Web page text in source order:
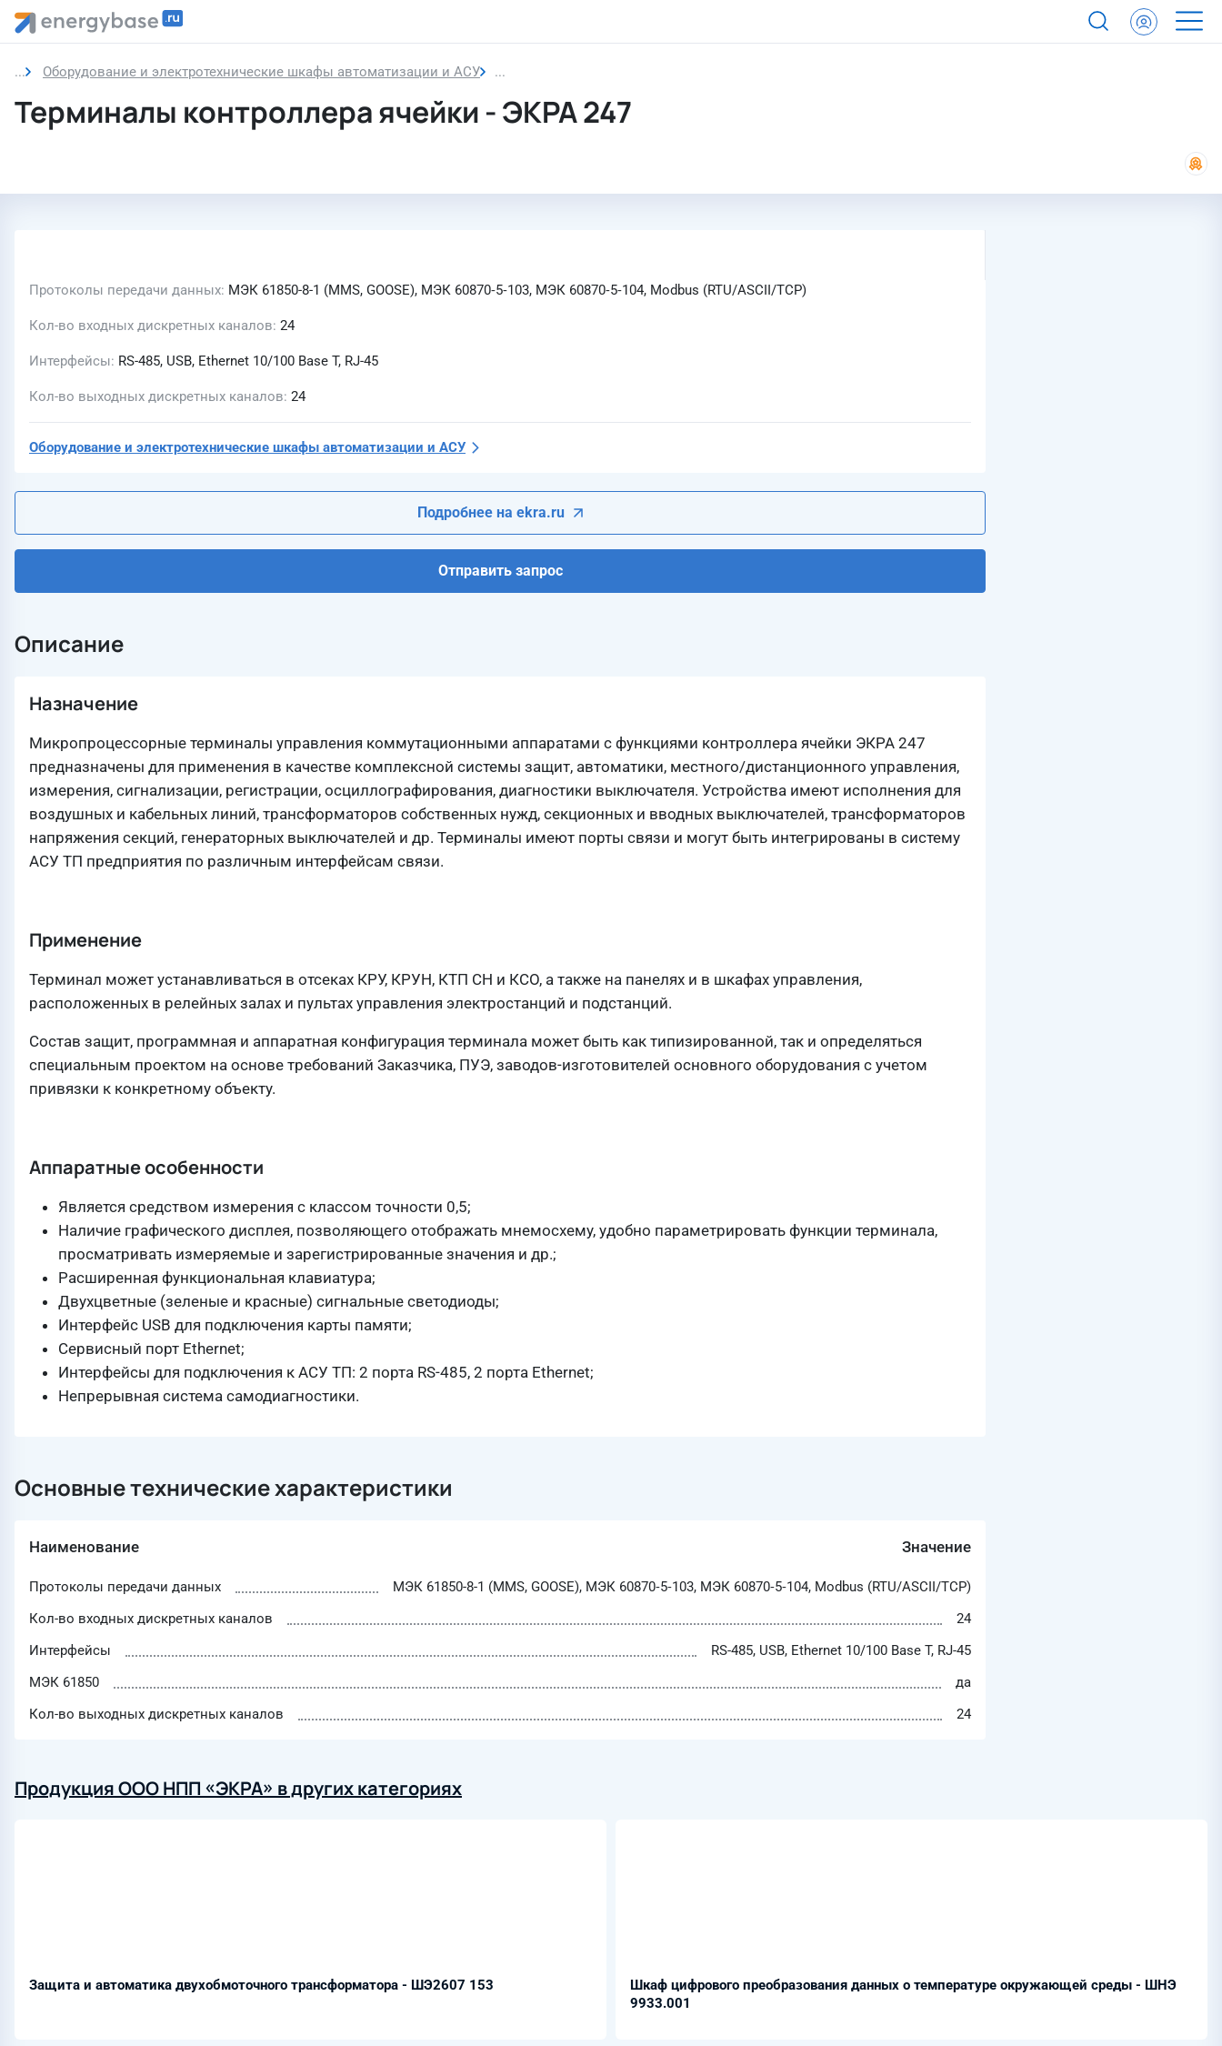
Оборудование и электротехнические шкафы автоматизации и АСУ Терминалы контроллера ячейки
Терминалы контроллера ячейки - ЭКРА 247
Протоколы передачи данных МЭК 61850-8-1 (MMS, GOOSE), МЭК 60870‑5‑103, МЭК 60870‑5‑104, Modbus (RTU/ASCII/TCP)
Кол-во входных дискретных каналов 24
Интерфейсы RS-485, USB, Ethernet 10/100 Base T, RJ-45
Кол-во выходных дискретных каналов 24
Оборудование и электротехнические шкафы автоматизации и АСУ
Подробнее на ekra.ru
Отправить запрос
Описание
Назначение
Микропроцессорные терминалы управления коммутационными аппаратами с функциями контроллера ячейки ЭКРА 247
предназначены для применения в качестве комплексной системы защит, автоматики, местного/дистанционного управления,
измерения, сигнализации, регистрации, осциллографирования, диагностики выключателя. Устройства имеют исполнения для
воздушных и кабельных линий, трансформаторов собственных нужд, секционных и вводных выключателей, трансформаторов
напряжения секций, генераторных выключателей и др. Терминалы имеют порты связи и могут быть интегрированы в систему
АСУ ТП предприятия по различным интерфейсам связи.
Применение
Терминал может устанавливаться в отсеках КРУ, КРУН, КТП СН и КСО, а также на панелях и в шкафах управления,
расположенных в релейных залах и пультах управления электростанций и подстанций.
Состав защит, программная и аппаратная конфигурация терминала может быть как типизированной, так и определяться
специальным проектом на основе требований Заказчика, ПУЭ, заводов-изготовителей основного оборудования с учетом
привязки к конкретному объекту.
Аппаратные особенности
Является средством измерения с классом точности 0,5;
Наличие графического дисплея, позволяющего отображать мнемосхему, удобно параметрировать функции терминала,
просматривать измеряемые и зарегистрированные значения и др.;
Расширенная функциональная клавиатура;
Двухцветные (зеленые и красные) сигнальные светодиоды;
Интерфейс USB для подключения карты памяти;
Сервисный порт Ethernet;
Интерфейсы для подключения к АСУ ТП: 2 порта RS-485, 2 порта Ethernet;
Непрерывная система самодиагностики.
Основные технические характеристики
Наименование Значение
Протоколы передачи данных
МЭК 61850-8-1 (MMS, GOOSE), МЭК 60870‑5‑103, МЭК 60870‑5‑104, Modbus (RTU/ASCII/TCP)
Кол-во входных дискретных каналов
24
Интерфейсы
RS-485, USB, Ethernet 10/100 Base T, RJ-45
МЭК 61850
да
Кол-во выходных дискретных каналов
24
Продукция ООО НПП «ЭКРА» в других категориях
Защита и автоматика двухобмоточного трансформатора - ШЭ2607 153
Шкаф цифрового преобразования данных о температуре окружающей среды - ШНЭ
9933.001